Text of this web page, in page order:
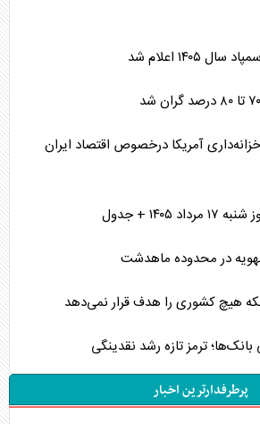
اعلام شد
آمریکا درخصوص اقتصاد ایران
+ جدول
در محدوده ماهدشت
مکه هیچ کشوری را هدف قرار نمی‌دهد
ترمز تازه رشد نقدینگی
پرطرفدارترین اخبار